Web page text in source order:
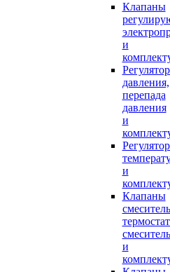
Клапаны
и
давления,
перепада
давления
и
и
Клапаны
и